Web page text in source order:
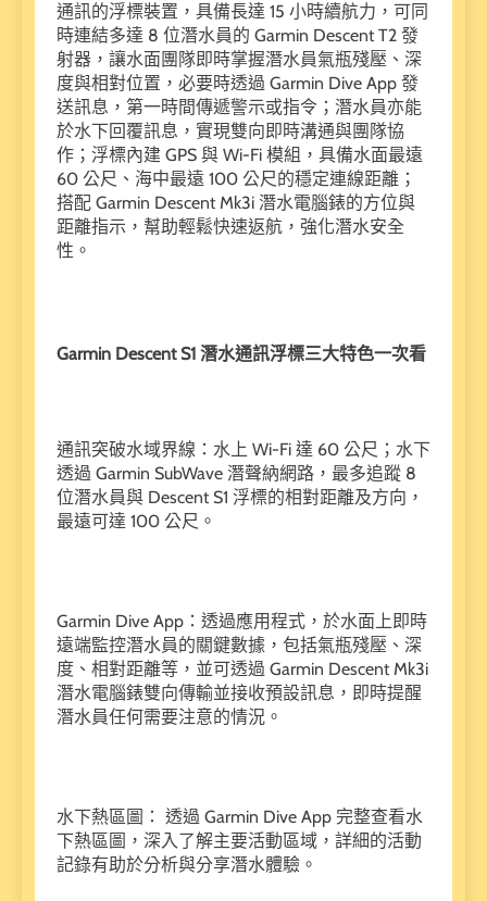
通訊的浮標裝置，具備長達 15 小時續航力，可同
時連結多達 8 位潛水員的 Garmin Descent T2 發
射器，讓水面團隊即時掌握潛水員氣瓶殘壓、深
度與相對位置，必要時透過 Garmin Dive App 發
送訊息，第一時間傳遞警示或指令；潛水員亦能
於水下回覆訊息，實現雙向即時溝通與團隊協
作；浮標內建 GPS 與 Wi-Fi 模組，具備水面最遠
60 公尺、海中最遠 100 公尺的穩定連線距離；
搭配 Garmin Descent Mk3i 潛水電腦錶的方位與
距離指示，幫助輕鬆快速返航，強化潛水安全
性。
Garmin Descent S1 潛水通訊浮標三大特色一次看
通訊突破水域界線：水上 Wi-Fi 達 60 公尺；水下
透過 Garmin SubWave 潛聲納網路，最多追蹤 8
位潛水員與 Descent S1 浮標的相對距離及方向，
最遠可達 100 公尺。
Garmin Dive App：透過應用程式，於水面上即時
遠端監控潛水員的關鍵數據，包括氣瓶殘壓、深
度、相對距離等，並可透過 Garmin Descent Mk3i
潛水電腦錶雙向傳輸並接收預設訊息，即時提醒
潛水員任何需要注意的情況。
水下熱區圖： 透過 Garmin Dive App 完整查看水
下熱區圖，深入了解主要活動區域，詳細的活動
記錄有助於分析與分享潛水體驗。